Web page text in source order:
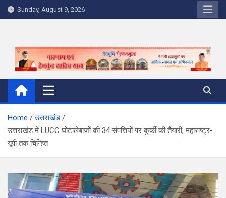
Skip
to
Sunday, August 9, 2026
Home
उत्तराखंड
उत्तराखंड में LUCC घोटालेबाजों की 34 संपत्तियों पर कुर्की की तैयारी, महाराष्ट्र-
यूपी तक चिन्हित